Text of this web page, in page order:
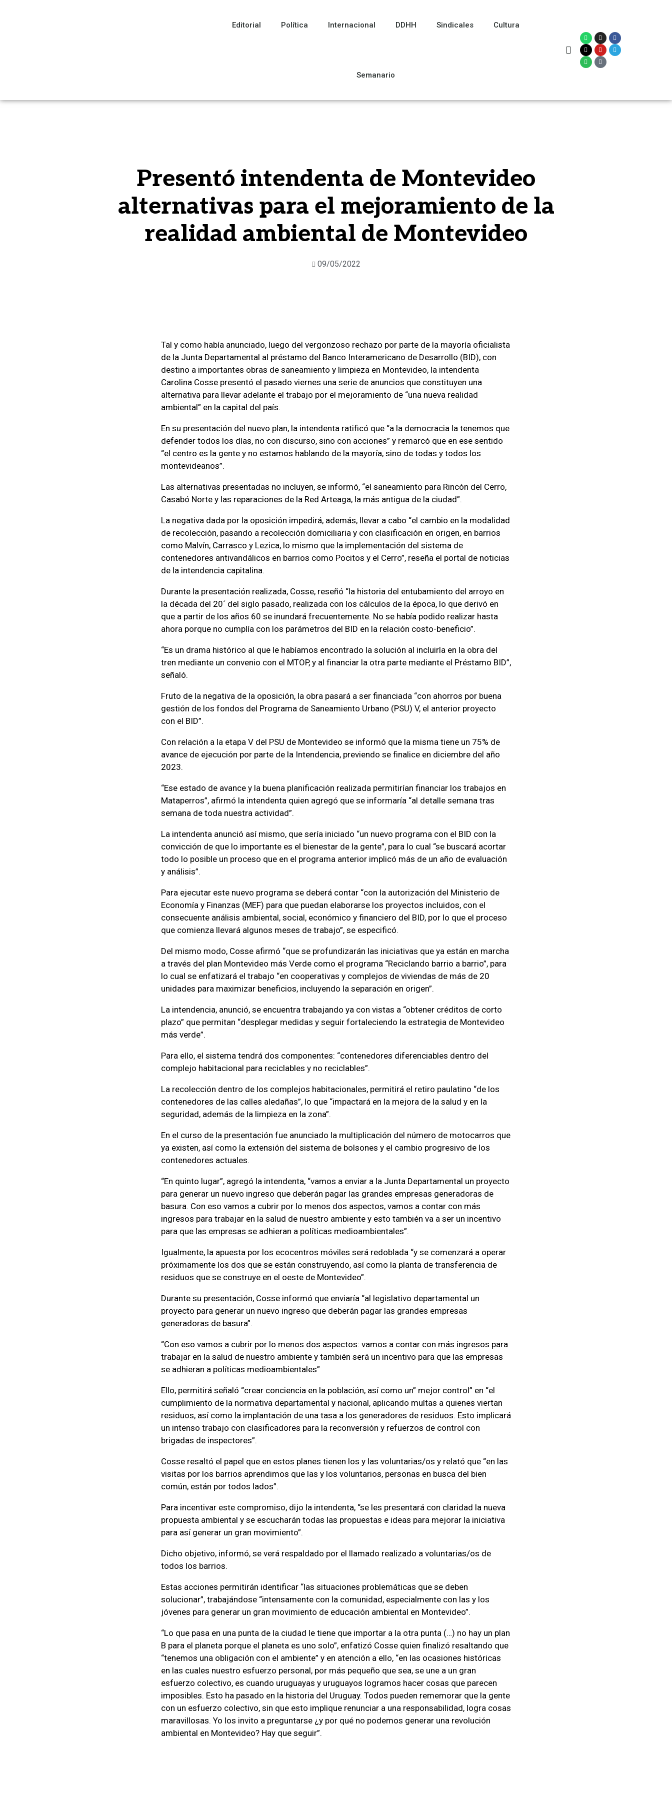
Editorial Política Internacional DDHH Sindicales Cultura
Semanario
Presentó intendenta de Montevideo
alternativas para el mejoramiento de la
realidad ambiental de Montevideo
09/05/2022
Tal y como había anunciado, luego del vergonzoso rechazo por parte de la mayoría oficialista
de la Junta Departamental al préstamo del Banco Interamericano de Desarrollo (BID), con
destino a importantes obras de saneamiento y limpieza en Montevideo, la intendenta
Carolina Cosse presentó el pasado viernes una serie de anuncios que constituyen una
alternativa para llevar adelante el trabajo por el mejoramiento de “una nueva realidad
ambiental” en la capital del país.
En su presentación del nuevo plan, la intendenta ratificó que “a la democracia la tenemos que
defender todos los días, no con discurso, sino con acciones” y remarcó que en ese sentido
“el centro es la gente y no estamos hablando de la mayoría, sino de todas y todos los
montevideanos”.
Las alternativas presentadas no incluyen, se informó, “el saneamiento para Rincón del Cerro,
Casabó Norte y las reparaciones de la Red Arteaga, la más antigua de la ciudad”.
La negativa dada por la oposición impedirá, además, llevar a cabo “el cambio en la modalidad
de recolección, pasando a recolección domiciliaria y con clasificación en origen, en barrios
como Malvín, Carrasco y Lezica, lo mismo que la implementación del sistema de
contenedores antivandálicos en barrios como Pocitos y el Cerro”, reseña el portal de noticias
de la intendencia capitalina.
Durante la presentación realizada, Cosse, reseñó “la historia del entubamiento del arroyo en
la década del 20´ del siglo pasado, realizada con los cálculos de la época, lo que derivó en
que a partir de los años 60 se inundará frecuentemente. No se había podido realizar hasta
ahora porque no cumplía con los parámetros del BID en la relación costo-beneficio”.
“Es un drama histórico al que le habíamos encontrado la solución al incluirla en la obra del
tren mediante un convenio con el MTOP, y al financiar la otra parte mediante el Préstamo BID”,
señaló.
Fruto de la negativa de la oposición, la obra pasará a ser financiada “con ahorros por buena
gestión de los fondos del Programa de Saneamiento Urbano (PSU) V, el anterior proyecto
con el BID”.
Con relación a la etapa V del PSU de Montevideo se informó que la misma tiene un 75% de
avance de ejecución por parte de la Intendencia, previendo se finalice en diciembre del año
2023.
“Ese estado de avance y la buena planificación realizada permitirían financiar los trabajos en
Mataperros”, afirmó la intendenta quien agregó que se informaría “al detalle semana tras
semana de toda nuestra actividad”.
La intendenta anunció así mismo, que sería iniciado “un nuevo programa con el BID con la
convicción de que lo importante es el bienestar de la gente”, para lo cual “se buscará acortar
todo lo posible un proceso que en el programa anterior implicó más de un año de evaluación
y análisis”.
Para ejecutar este nuevo programa se deberá contar “con la autorización del Ministerio de
Economía y Finanzas (MEF) para que puedan elaborarse los proyectos incluidos, con el
consecuente análisis ambiental, social, económico y financiero del BID, por lo que el proceso
que comienza llevará algunos meses de trabajo”, se especificó.
Del mismo modo, Cosse afirmó “que se profundizarán las iniciativas que ya están en marcha
a través del plan Montevideo más Verde como el programa “Reciclando barrio a barrio”, para
lo cual se enfatizará el trabajo “en cooperativas y complejos de viviendas de más de 20
unidades para maximizar beneficios, incluyendo la separación en origen”.
La intendencia, anunció, se encuentra trabajando ya con vistas a “obtener créditos de corto
plazo” que permitan “desplegar medidas y seguir fortaleciendo la estrategia de Montevideo
más verde”.
Para ello, el sistema tendrá dos componentes: “contenedores diferenciables dentro del
complejo habitacional para reciclables y no reciclables”.
La recolección dentro de los complejos habitacionales, permitirá el retiro paulatino “de los
contenedores de las calles aledañas”, lo que “impactará en la mejora de la salud y en la
seguridad, además de la limpieza en la zona”.
En el curso de la presentación fue anunciado la multiplicación del número de motocarros que
ya existen, así como la extensión del sistema de bolsones y el cambio progresivo de los
contenedores actuales.
“En quinto lugar”, agregó la intendenta, “vamos a enviar a la Junta Departamental un proyecto
para generar un nuevo ingreso que deberán pagar las grandes empresas generadoras de
basura. Con eso vamos a cubrir por lo menos dos aspectos, vamos a contar con más
ingresos para trabajar en la salud de nuestro ambiente y esto también va a ser un incentivo
para que las empresas se adhieran a políticas medioambientales”.
Igualmente, la apuesta por los ecocentros móviles será redoblada “y se comenzará a operar
próximamente los dos que se están construyendo, así como la planta de transferencia de
residuos que se construye en el oeste de Montevideo”.
Durante su presentación, Cosse informó que enviaría “al legislativo departamental un
proyecto para generar un nuevo ingreso que deberán pagar las grandes empresas
generadoras de basura”.
“Con eso vamos a cubrir por lo menos dos aspectos: vamos a contar con más ingresos para
trabajar en la salud de nuestro ambiente y también será un incentivo para que las empresas
se adhieran a políticas medioambientales”
Ello, permitirá señaló “crear conciencia en la población, así como un” mejor control” en “el
cumplimiento de la normativa departamental y nacional, aplicando multas a quienes viertan
residuos, así como la implantación de una tasa a los generadores de residuos. Esto implicará
un intenso trabajo con clasificadores para la reconversión y refuerzos de control con
brigadas de inspectores”.
Cosse resaltó el papel que en estos planes tienen los y las voluntarias/os y relató que “en las
visitas por los barrios aprendimos que las y los voluntarios, personas en busca del bien
común, están por todos lados”.
Para incentivar este compromiso, dijo la intendenta, “se les presentará con claridad la nueva
propuesta ambiental y se escucharán todas las propuestas e ideas para mejorar la iniciativa
para así generar un gran movimiento”.
Dicho objetivo, informó, se verá respaldado por el llamado realizado a voluntarias/os de
todos los barrios.
Estas acciones permitirán identificar “las situaciones problemáticas que se deben
solucionar”, trabajándose “intensamente con la comunidad, especialmente con las y los
jóvenes para generar un gran movimiento de educación ambiental en Montevideo”.
“Lo que pasa en una punta de la ciudad le tiene que importar a la otra punta (…) no hay un plan
B para el planeta porque el planeta es uno solo”, enfatizó Cosse quien finalizó resaltando que
“tenemos una obligación con el ambiente” y en atención a ello, “en las ocasiones históricas
en las cuales nuestro esfuerzo personal, por más pequeño que sea, se une a un gran
esfuerzo colectivo, es cuando uruguayas y uruguayos logramos hacer cosas que parecen
imposibles. Esto ha pasado en la historia del Uruguay. Todos pueden rememorar que la gente
con un esfuerzo colectivo, sin que esto implique renunciar a una responsabilidad, logra cosas
maravillosas. Yo los invito a preguntarse ¿y por qué no podemos generar una revolución
ambiental en Montevideo? Hay que seguir”.